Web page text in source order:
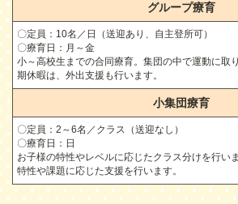
グループ療育
〇定員：10名／日（送迎あり、自主登所可）
〇療育日：月～金
小～高校生までの合同療育。集団の中で運動に取
期休暇は、外出支援も行います。
小集団療育
〇定員：2～6名／クラス（送迎なし）
〇療育日：日
お子様の特性やレベルに応じたクラス分けを行い
特性や課題に応じた支援を行います。